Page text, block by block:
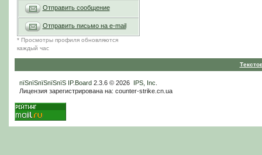
Отправить сообщение
Отправить письмо на e-mail
* Просмотры профиля обновляются
каждый час
пїЅпїЅпїЅпїЅпїЅ IP.Board2.3.6 © 2026 IPS, Inc
Лицензия зарегистрирована на: counter-strike.cn.ua